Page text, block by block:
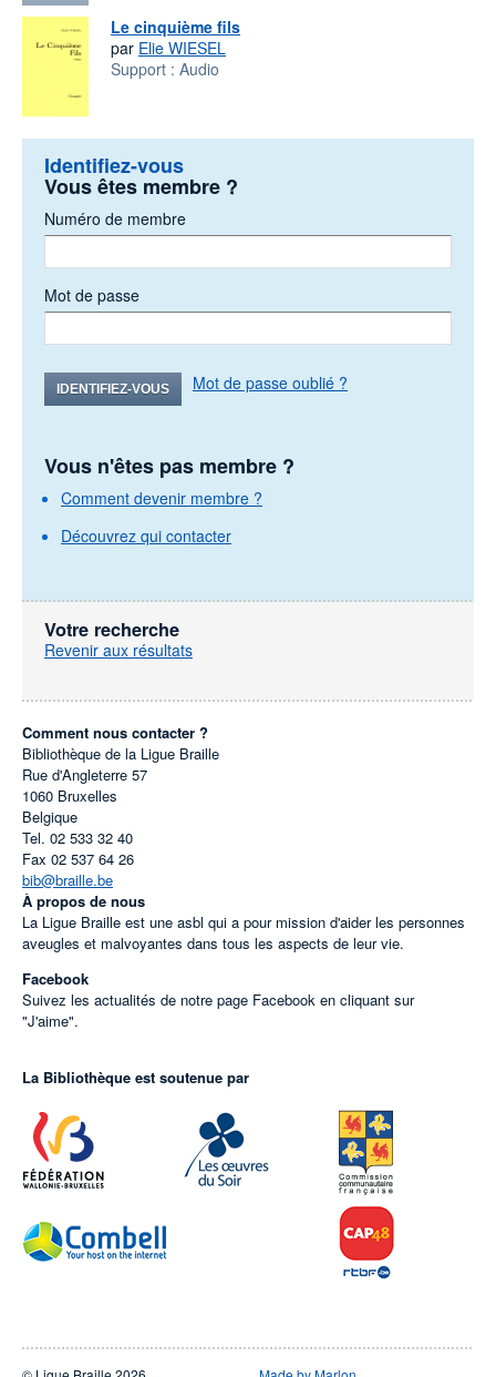
Le cinquième fils
par Elie WIESEL
Support : Audio
Identifiez-vous
Vous êtes membre ?
Numéro de membre
Mot de passe
IDENTIFIEZ-VOUS Mot de passe oublié ?
Vous n'êtes pas membre ?
Comment devenir membre ?
Découvrez qui contacter
Votre recherche
Revenir aux résultats
Comment nous contacter ?
Bibliothèque de la Ligue Braille
Rue d'Angleterre 57
1060 Bruxelles
Belgique
Tel. 02 533 32 40
Fax 02 537 64 26
bib@braille.be
À propos de nous
La Ligue Braille est une asbl qui a pour mission d'aider les personnes
aveugles et malvoyantes dans tous les aspects de leur vie.
Facebook
Suivez les actualités de notre page Facebook en cliquant sur
"J'aime".
La Bibliothèque est soutenue par